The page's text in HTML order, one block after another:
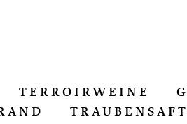
TERROIRWEINE
TRAUBENSAFT